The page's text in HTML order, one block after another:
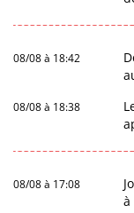
08/08 à 18:42
08/08 à 18:38
08/08 à 17:08
à